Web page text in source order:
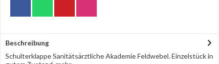
Beschreibung
Schulterklappe Sanitätsärztliche Akademie Feldwebel. Einzelstück in